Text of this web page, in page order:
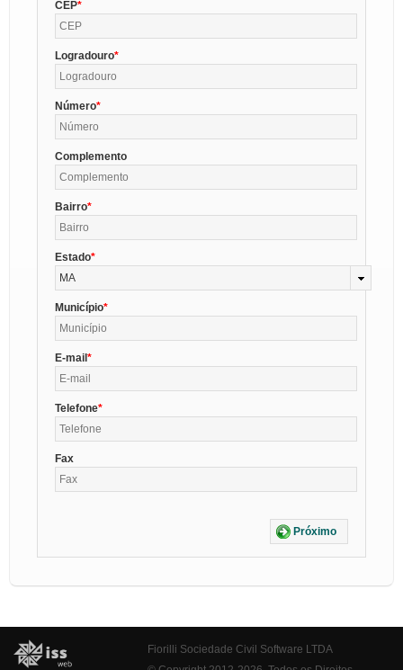
CEP
Logradouro
Número
Complemento
Bairro
Estado
MA
Município
E-mail
Telefone
Fax
Próximo
Fiorilli Sociedade Civil Software LTDA